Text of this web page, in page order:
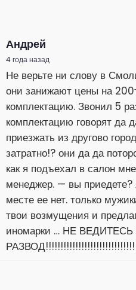
Андрей
4 года назад
Не верьте ни слову в
они занижают цены на
комплектацию. Звонил 5
комплектацию говорят да
приезжать из другово
затратно!? они да да
как я подъехал в салон
менеджер. — вы
месте ее нет. только
твои возмущения и
иномарки … НЕ